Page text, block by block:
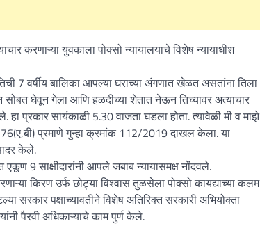
करणाऱ्या युवकाला पोक्सो न्यायालयाचे विशेष न्यायाधीश
7 वर्षीय बालिका आपल्या घराच्या अंगणात खेळत असतांना तिला
घेवून गेला आणि हळदीच्या शेतात नेऊन तिच्यावर अत्याचार
हा प्रकार सायंकाळी 5.30 वाजता घडला होता. त्यावेळी मी व माझे
प्रमाणे गुन्हा क्रमांक 112/2019 दाखल केला. या
केले.
9 साक्षीदारांनी आपले जबाब न्यायासमक्ष नोंदवले.
किरण उर्फ छोट्या विश्वास तुळसेला पोक्सो कायद्याच्या कलम
सरकार पक्षाच्यावतीने विशेष अतिरिक्त सरकारी अभियोक्ता
पैरवी अधिकाऱ्याचे काम पुर्ण केले.